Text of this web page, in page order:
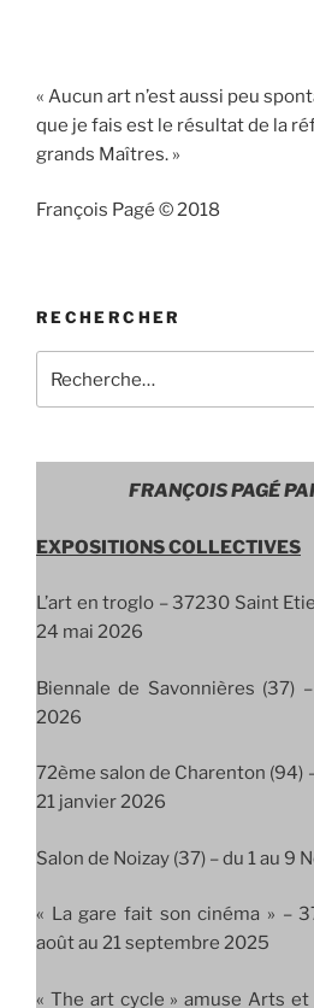
« Aucun art n’est aussi peu
que je fais est le résultat de la
grands Maîtres. »
François Pagé © 2018
RECHERCHER
pour
FRANÇOIS PAGÉ
EXPOSITIONS COLLECTIVES
L’art en troglo – 37230 Saint
24 mai 2026
Biennale de Savonnières (37)
2026
72ème salon de Charenton (94)
21 janvier 2026
Salon de Noizay (37) – du 1 au 9
« La gare fait son cinéma » –
août au 21 septembre 2025
« The art cycle » amuse Arts